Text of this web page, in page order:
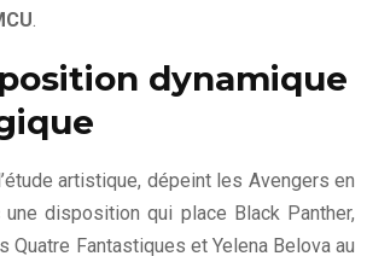
dynamique
artistique, dépeint les Avengers en
disposition qui place Black Panther,
Quatre Fantastiques et Yelena Belova au